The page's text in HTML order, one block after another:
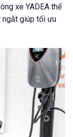
xe YADEA thế
ngắt giúp tối ưu